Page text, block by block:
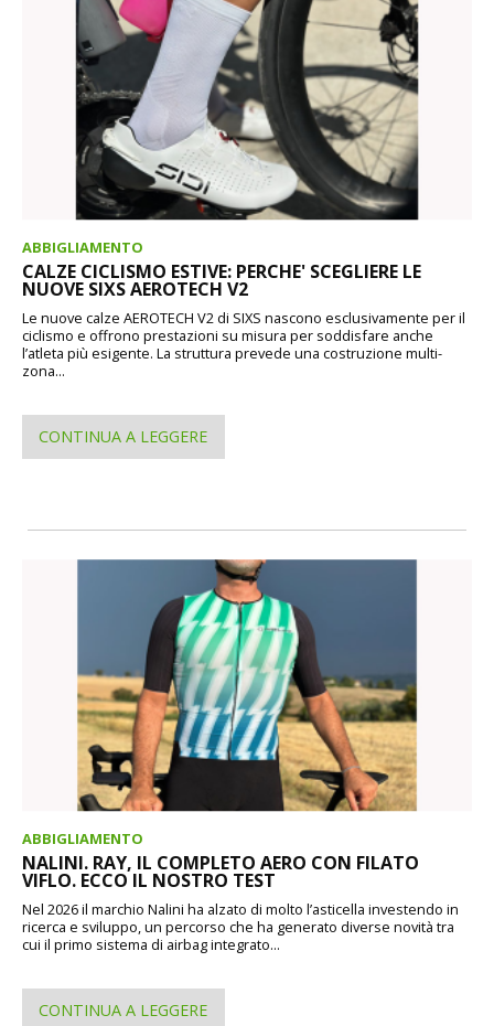
ABBIGLIAMENTO
CALZE CICLISMO ESTIVE: PERCHE' SCEGLIERE LE
NUOVE SIXS AEROTECH V2
Le nuove calze AEROTECH V2 di SIXS nascono esclusivamente per il
ciclismo e offrono prestazioni su misura per soddisfare anche
l’atleta più esigente. La struttura prevede una costruzione multi-
zona...
CONTINUA A LEGGERE
ABBIGLIAMENTO
NALINI. RAY, IL COMPLETO AERO CON FILATO
VIFLO. ECCO IL NOSTRO TEST
Nel 2026 il marchio Nalini ha alzato di molto l’asticella investendo in
ricerca e sviluppo, un percorso che ha generato diverse novità tra
cui il primo sistema di airbag integrato...
CONTINUA A LEGGERE